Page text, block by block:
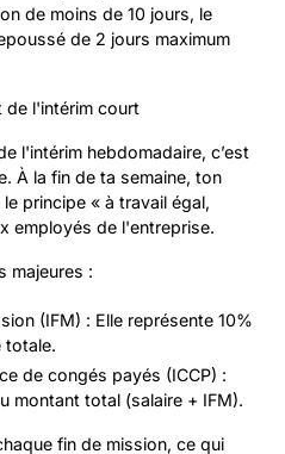
de moins de 10 jours, le
de 2 jours maximum
de l'intérim court
l'intérim hebdomadaire, c’est
À la fin de ta semaine, ton
principe « à travail égal,
employés de l'entreprise.
majeures :
(IFM) : Elle représente 10%
totale.
de congés payés (ICCP) :
montant total (salaire + IFM).
fin de mission, ce qui